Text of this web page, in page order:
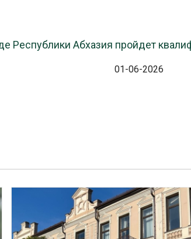
Республики Абхазия пройдет
01-06-2026